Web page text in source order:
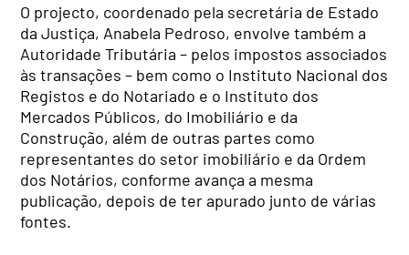
O projecto, coordenado pela secretária de Estado
da Justiça, Anabela Pedroso, envolve também a
Autoridade Tributária – pelos impostos associados
às transações – bem como o Instituto Nacional dos
Registos e do Notariado e o Instituto dos
Mercados Públicos, do Imobiliário e da
Construção, além de outras partes como
representantes do setor imobiliário e da Ordem
dos Notários, conforme avança a mesma
publicação, depois de ter apurado junto de várias
fontes.